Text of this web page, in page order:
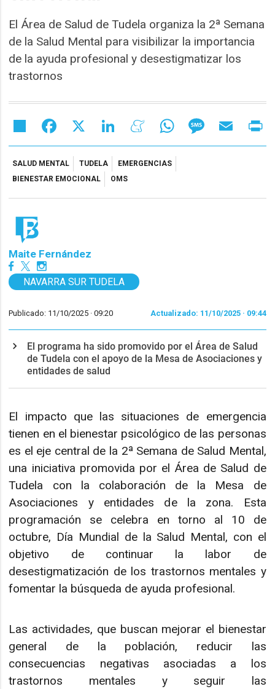
El Área de Salud de Tudela organiza la 2ª Semana
de la Salud Mental para visibilizar la importancia
de la ayuda profesional y desestigmatizar los
trastornos
Share Facebook LinkedIn MeneameWhatsAppMessageEmail
SALUD MENTAL TUDELA
EMERGENCIAS
BIENESTAR EMOCIONAL
OMS
Maite Fernández
NAVARRA SUR TUDELA
Publicado: 11/10/2025 ·09:20 Actualizado: 11/10/2025 · 09:44
El programa ha sido promovido por el Área de Salud
de Tudela con el apoyo de la Mesa de Asociaciones y
entidades de salud
El impacto que las situaciones de emergencia
tienen en el bienestar psicológico de las personas
es el eje central de la 2ª Semana de Salud Mental,
una iniciativa promovida por el Área de Salud de
Tudela con la colaboración de la Mesa de
Asociaciones y entidades de la zona. Esta
programación se celebra en torno al 10 de
octubre, Día Mundial de la Salud Mental, con el
objetivo de continuar la labor de
desestigmatización de los trastornos mentales y
fomentar la búsqueda de ayuda profesional.
Las actividades, que buscan mejorar el bienestar
general de la población, reducir las
consecuencias negativas asociadas a los
trastornos mentales y seguir las